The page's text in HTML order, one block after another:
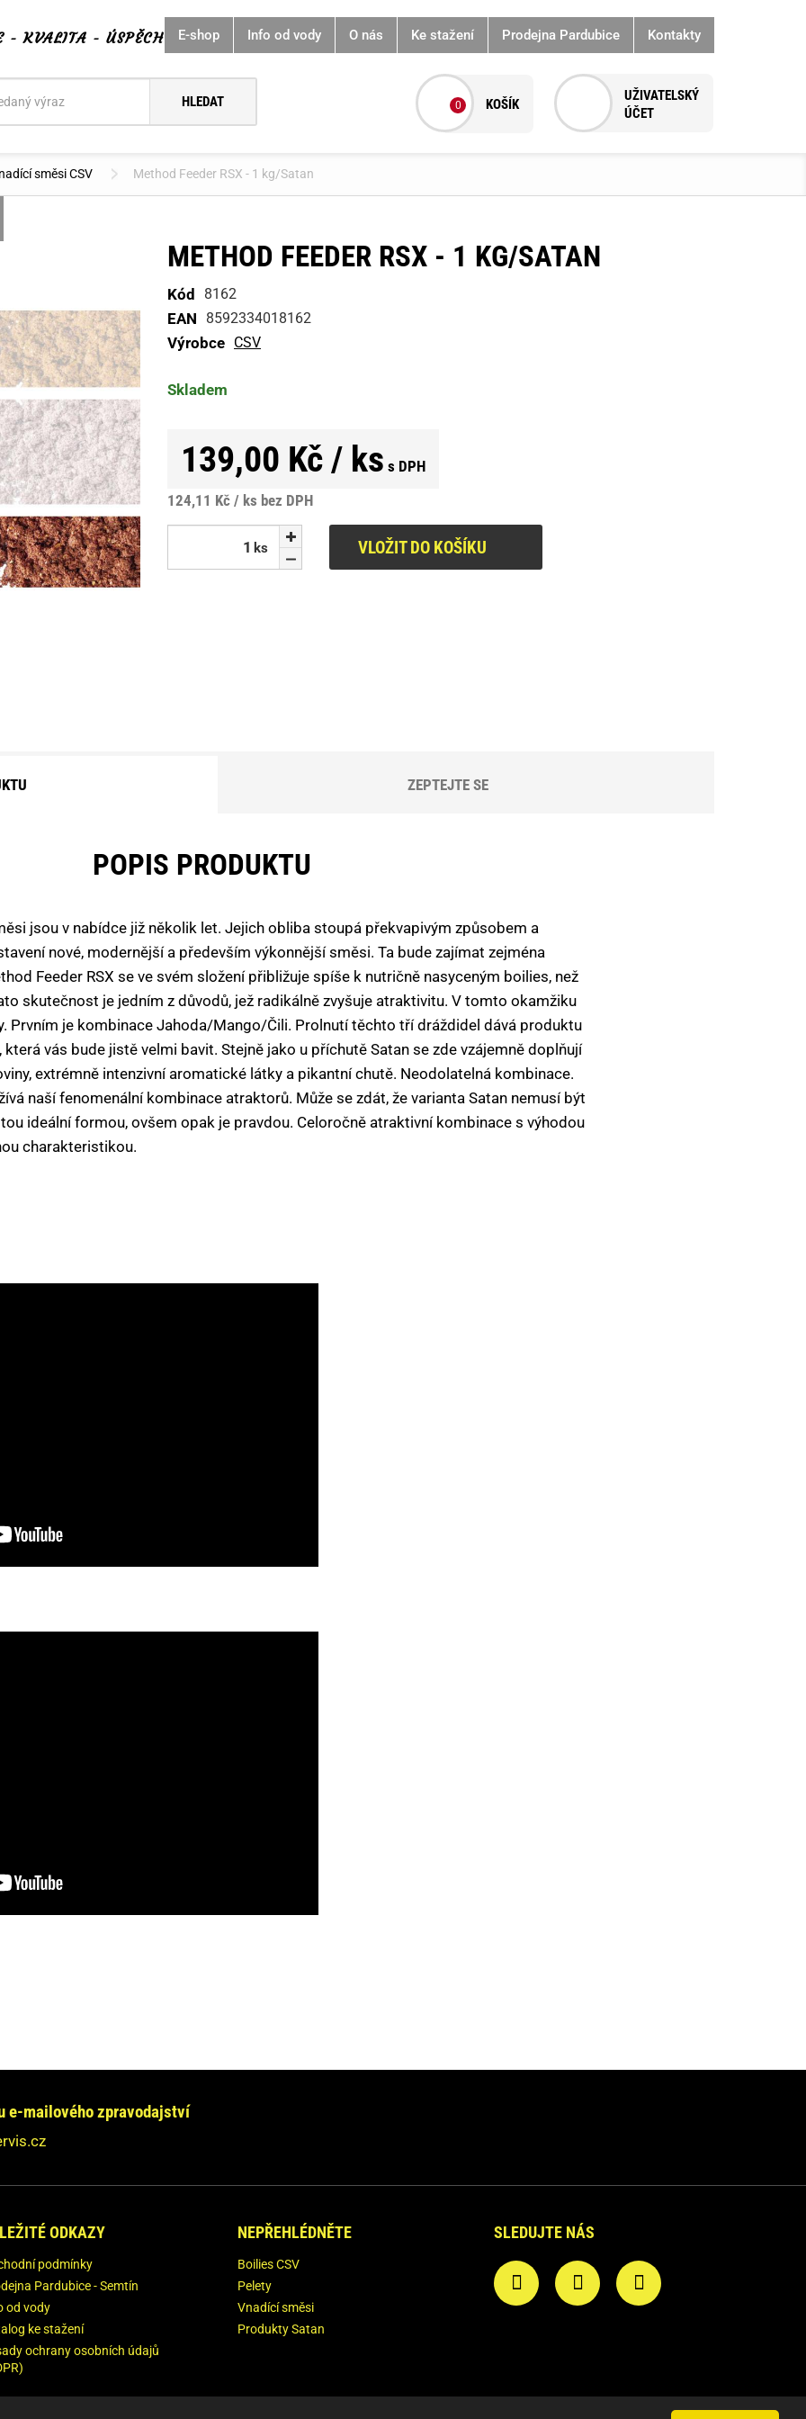
- KVALITA - ÚSPĚCH E-shop Info od vody O nás Ke stažení Prodejna Pardubice Kontakty
0
směsi CSV Method Feeder RSX - 1 kg/Satan
METHOD FEEDER RSX - 1 KG/SATAN
Kód 8162
EAN 8592334018162
Výrobce CSV
Skladem
139,00 Kč / ks s DPH
124,11 Kč / ks bez DPH
ks
ks VLOŽIT DO KOŠÍKU
ZEPTEJTE SE
POPIS PRODUKTU
jsou v nabídce již několik let. Jejich obliba stoupá překvapivým způsobem a
nové, modernější a především výkonnější směsi. Ta bude zajímat zejména
Feeder RSX se ve svém složení přibližuje spíše k nutričně nasyceným boilies, než
skutečnost je jedním z důvodů, jež radikálně zvyšuje atraktivitu. V tomto okamžiku
Prvním je kombinace Jahoda/Mango/Čili. Prolnutí těchto tří dráždidel dává produktu
vás bude jistě velmi bavit. Stejně jako u příchutě Satan se zde vzájemně doplňují
extrémně intenzivní aromatické látky a pikantní chutě. Neodolatelná kombinace.
naší fenomenální kombinace atraktorů. Může se zdát, že varianta Satan nemusí být
ideální formou, ovšem opak je pravdou. Celoročně atraktivní kombinace s výhodou
charakteristikou.
Vám do 24 hodin.
e-mailového zpravodajství
ODKAZY
podmínky
Pardubice - Semtín
od vody
ke stažení
ochrany osobních údajů
NEPŘEHLÉDNĚTE
Boilies CSV
Pelety
Vnadící směsi
Produkty Satan
SLEDUJTE NÁS